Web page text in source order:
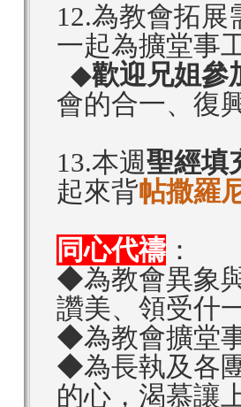
12.為教會拓展
一起為擴堂事
◆歡迎兄姐參
會的合一、復
13.本週聖經填
起來背帖撒羅
同心代禱：
◆為教會異象
讚美、領受什
◆為教會擴堂
◆為長執及各
的心，渴慕讓